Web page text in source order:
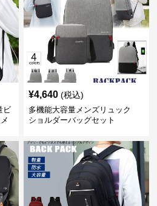
ビ
¥4,640 (税込)
多機能大容量メンズリュック
ショルダーバッグセット